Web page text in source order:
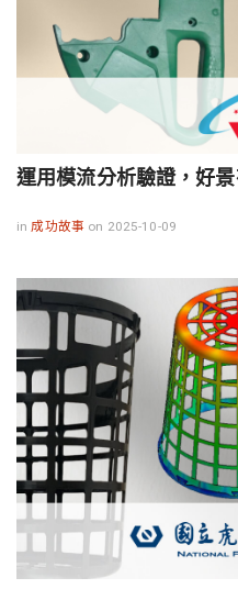
運用模流分析驗證，好
in 成功故事 on 2025-10-09